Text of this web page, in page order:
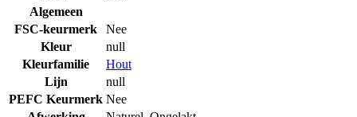
Algemeen
FSC-keurmerk
Nee
Kleur
null
Kleurfamilie
Hout
Lijn
null
PEFC Keurmerk Nee